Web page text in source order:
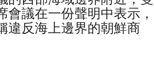
議在一份聲明中表示，
違反海上邊界的朝鮮商